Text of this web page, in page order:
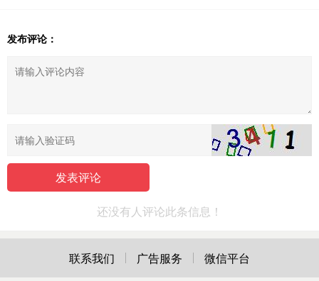
发布评论：
还没有人评论此条信息！
联系我们 广告服务 微信平台